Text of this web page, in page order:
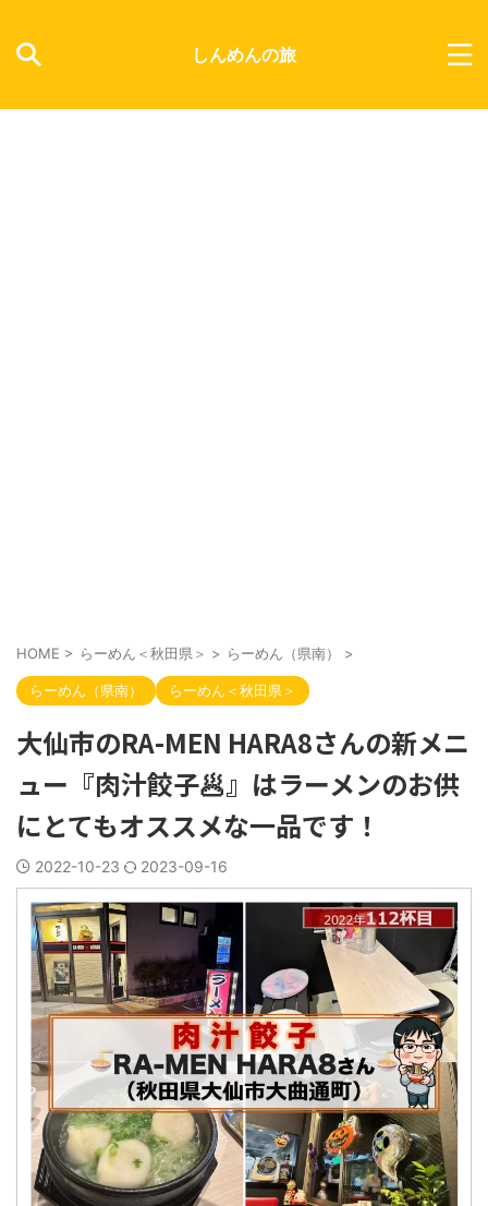
しんめんの旅
HOME > らーめん＜秋田県＞ > らーめん（県南） >
らーめん（県南） らーめん＜秋田県＞
大仙市のRA-MEN HARA8さんの新メニ
ュー『肉汁餃子🥟』はラーメンのお供
にとてもオススメな一品です！
2022-10-23 2023-09-16